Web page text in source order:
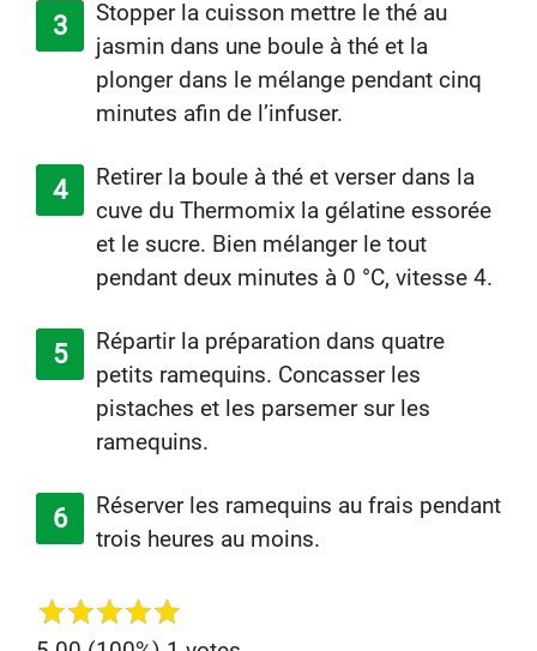
Stopper la cuisson mettre le thé au
jasmin dans une boule à thé et la
plonger dans le mélange pendant cinq
minutes afin de l’infuser.
Retirer la boule à thé et verser dans la
cuve du Thermomix la gélatine essorée
et le sucre. Bien mélanger le tout
pendant deux minutes à 0 °C, vitesse 4.
Répartir la préparation dans quatre
petits ramequins. Concasser les
pistaches et les parsemer sur les
ramequins.
Réserver les ramequins au frais pendant
trois heures au moins.